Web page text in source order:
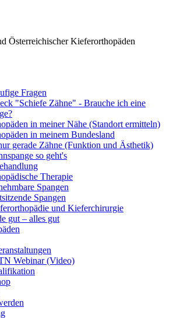
Österreichischer Kieferorthopäden
Fragen
"Schiefe Zähne" - Brauche ich eine
in meiner Nähe (Standort ermitteln)
in meinem Bundesland
gerade Zähne (Funktion und Ästhetik)
so geht's
Therapie
Spangen
Spangen
und Kieferchirurgie
gut – alles gut
Webinar (Video)